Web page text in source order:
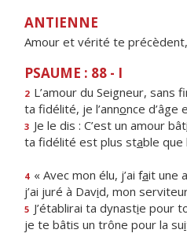
ANTIENNE
Amour et vérité te
PSAUME : 88 - I
2 L’amour du Seigneur, sans f
ta fidélité, je l’annonce d’âge
3 Je le dis : C’est un amour bâti
ta fidélité est plus stable que
4 « Avec mon élu, j’ai fait une
j’ai juré à David, mon
5 J’établirai ta dynastie pour
je te bâtis un trône pour la sui